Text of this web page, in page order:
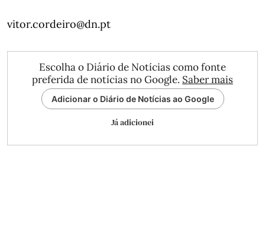
vitor.cordeiro@dn.pt
Escolha o Diário de Notícias como fonte
preferida de notícias no Google. Saber mais
Adicionar o Diário de Notícias ao Google
Já adicionei